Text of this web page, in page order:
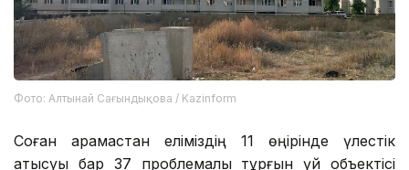
Фото: Алтынай Сағындықова / Kazinform
Соған қарамастан еліміздің 11 өңірінде үлестік
қатысуы бар 37 проблемалы тұрғын үй объектісі